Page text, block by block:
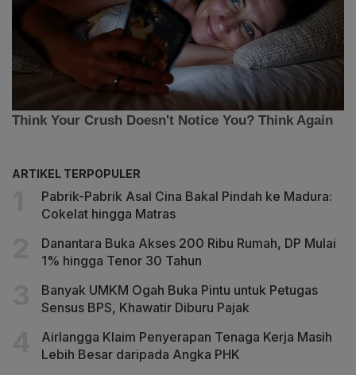
ARTIKEL TERPOPULER
Pabrik-Pabrik Asal Cina Bakal Pindah ke Madura:
Cokelat hingga Matras
Danantara Buka Akses 200 Ribu Rumah, DP Mulai
1% hingga Tenor 30 Tahun
Banyak UMKM Ogah Buka Pintu untuk Petugas
Sensus BPS, Khawatir Diburu Pajak
Airlangga Klaim Penyerapan Tenaga Kerja Masih
Lebih Besar daripada Angka PHK